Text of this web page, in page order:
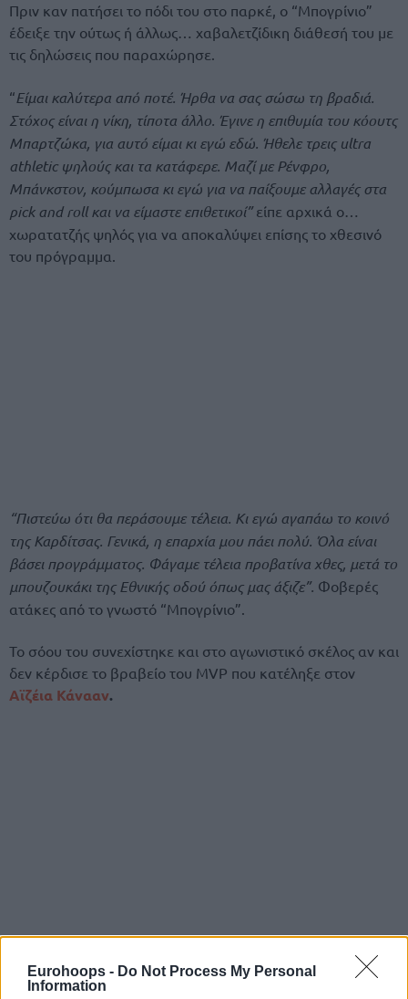
Eurohoops - Do Not Process My Personal
Information
Πριν καν πατήσει το πόδι του στο παρκέ, ο “Μπογρίνιο”
έδειξε την ούτως ή άλλως… χαβαλετζίδικη διάθεσή του με
τις δηλώσεις που παραχώρησε.
“Είμαι καλύτερα από ποτέ. Ήρθα να σας σώσω τη βραδιά.
Στόχος είναι η νίκη, τίποτα άλλο. Έγινε η επιθυμία του κόουτς
Μπαρτζώκα, για αυτό είμαι κι εγώ εδώ. Ήθελε τρεις ultra
athletic ψηλούς και τα κατάφερε. Μαζί με Ρένφρο,
Μπάνκστον, κούμπωσα κι εγώ για να παίξουμε αλλαγές στα
pick and roll και να είμαστε επιθετικοί”είπε αρχικά ο…
χωρατατζής ψηλός για να αποκαλύψει επίσης το χθεσινό
του πρόγραμμα.
“Πιστεύω ότι θα περάσουμε τέλεια. Κι εγώ αγαπάω το κοινό
της Καρδίτσας. Γενικά, η επαρχία μου πάει πολύ. Όλα είναι
βάσει προγράμματος. Φάγαμε τέλεια προβατίνα χθες, μετά το
μπουζουκάκι της Εθνικής οδού όπως μας άξιζε”. Φοβερές
ατάκες από το γνωστό “Μπογρίνιο”.
Το σόου του συνεχίστηκε και στο αγωνιστικό σκέλος αν και
δεν κέρδισε το βραβείο του MVP που κατέληξε στον
Αϊζέια Κάνααν.